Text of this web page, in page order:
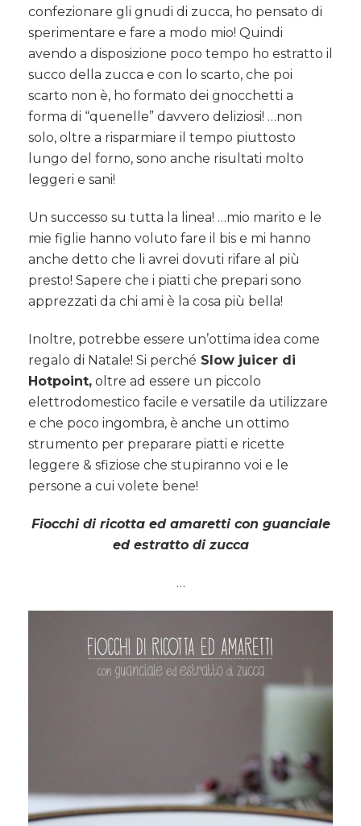
confezionare gli gnudi di zucca, ho pensato di
sperimentare e fare a modo mio! Quindi
avendo a disposizione poco tempo ho estratto il
succo della zucca e con lo scarto, che poi
scarto non è, ho formato dei gnocchetti a
forma di “quenelle” davvero deliziosi! …non
solo, oltre a risparmiare il tempo piuttosto
lungo del forno, sono anche risultati molto
leggeri e sani!
Un successo su tutta la linea! …mio marito e le
mie figlie hanno voluto fare il bis e mi hanno
anche detto che li avrei dovuti rifare al più
presto! Sapere che i piatti che prepari sono
apprezzati da chi ami è la cosa più bella!
Inoltre, potrebbe essere un’ottima idea come
regalo di Natale! Si perché Slow juicer di
Hotpoint, oltre ad essere un piccolo
elettrodomestico facile e versatile da utilizzare
e che poco ingombra, è anche un ottimo
strumento per preparare piatti e ricette
leggere & sfiziose che stupiranno voi e le
persone a cui volete bene!
Fiocchi di ricotta ed amaretti con guanciale
ed estratto di zucca
…